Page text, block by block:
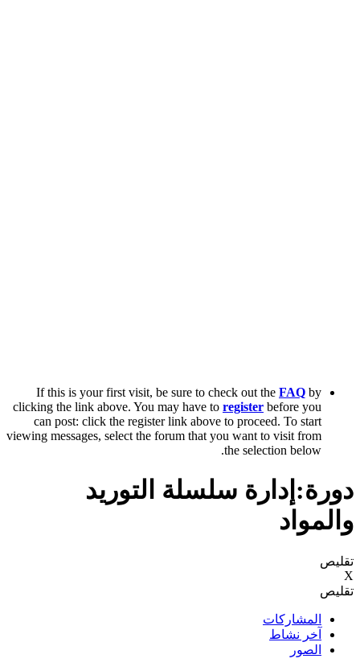
If this is your first visit, be sure to check out the FAQ by
clicking the link above. You may have to register before you
can post: click the register link above to proceed. To start
viewing messages, select the forum that you want to visit from
the selection below.
دورة:إدارة سلسلة التوريد
والمواد
تقليص
X
تقليص
المشاركات
آخر نشاط
الصور